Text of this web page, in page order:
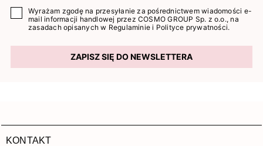
Wyrażam zgodę na przesyłanie za pośrednictwem wiadomości e-
mail informacji handlowej przez COSMO GROUP Sp. z o.o., na
zasadach opisanych w Regulaminie i Polityce prywatności.
ZAPISZ SIĘ DO NEWSLETTERA
KONTAKT